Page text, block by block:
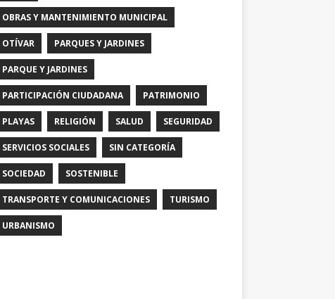
OBRAS Y MANTENIMIENTO MUNICIPAL
OTÍVAR PARQUES Y JARDINES
PARQUE Y JARDINES
PARTICIPACIÓN CIUDADANA PATRIMONIO
PLAYAS RELIGIÓN SALUD SEGURIDAD
SERVICIOS SOCIALES SIN CATEGORÍA
SOCIEDAD SOSTENIBLE
TRANSPORTE Y COMUNICACIONES TURISMO
URBANISMO